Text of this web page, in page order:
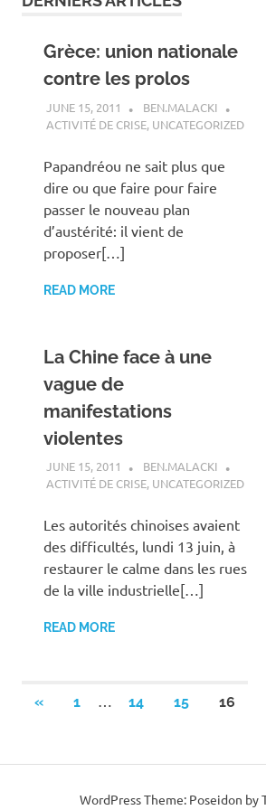
Grèce: union nationale
contre les prolos
JUNE 15, 2011
BEN.MALACKI
ACTIVITÉ DE CRISE, UNCATEGORIZED
Papandréou ne sait plus que
dire ou que faire pour faire
passer le nouveau plan
d’austérité: il vient de
proposer[…]
READ MORE
La Chine face à une
vague de
manifestations
violentes
JUNE 15, 2011
BEN.MALACKI
ACTIVITÉ DE CRISE, UNCATEGORIZED
Les autorités chinoises avaient
des difficultés, lundi 13 juin, à
restaurer le calme dans les rues
de la ville industrielle[…]
READ MORE
Posts
«PREVIOUS
1 … 14 15 16
WordPress Theme: Poseidon by